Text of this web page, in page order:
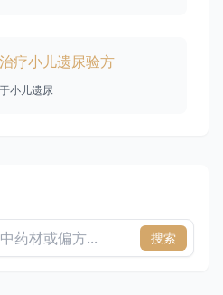
疗小儿遗尿验方
小儿遗尿
搜索